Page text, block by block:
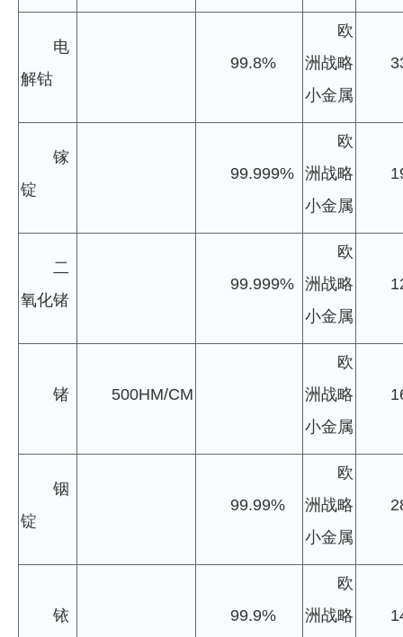
电
解钴
99.8%
欧
洲战略
小金属
镓
锭
99.999%
欧
洲战略
小金属
二
氧化锗
99.999%
欧
洲战略
小金属
锗 500HM/CM
欧
洲战略
小金属
铟
锭
99.99%
欧
洲战略
小金属
铱 99.9%
欧
洲战略